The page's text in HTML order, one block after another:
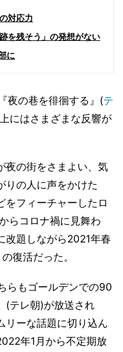
対応力
を残そう」の発想がない
に
夜の巷を徘徊する』(テ
にはさまざまな反響が
夜の街をさまよい、気
りの人に声をかけた
をフィーチャーしたロ
らコロナ禍に見舞わ
改題しながら2021年春
復活だった。
らもゴールデンでの90
(テレ朝)が放送され
リーな話題に切り込ん
年1月から不定期放